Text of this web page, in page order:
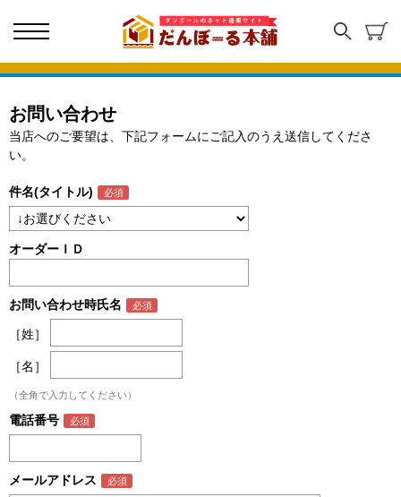
お問い合わせ
当店へのご要望は、下記フォームにご記入のうえ送信してくださ
い。
件名(タイトル)
オーダーＩＤ
お問い合わせ時氏名
［姓］
［名］
（全角で入力してください）
電話番号
メールアドレス